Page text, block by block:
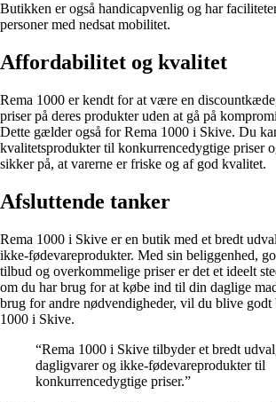
Butikken er også handicapvenlig og har
personer med nedsat mobilitet.
Affordabilitet og kvalitet
Rema 1000 er kendt for at være en
priser på deres produkter uden at gå på
Dette gælder også for Rema 1000 i Skive. Du
kvalitetsprodukter til konkurrencedygtige priser
sikker på, at varerne er friske og af god kvalitet.
Afsluttende tanker
Rema 1000 i Skive er en butik med et bredt
ikke-fødevareprodukter. Med sin beliggenhed,
tilbud og overkommelige priser er det et ideelt
om du har brug for at købe ind til din daglige
brug for andre nødvendigheder, vil du blive godt
1000 i Skive.
“Rema 1000 i Skive tilbyder et bredt
dagligvarer og ikke-fødevareprodukter til
konkurrencedygtige priser.”